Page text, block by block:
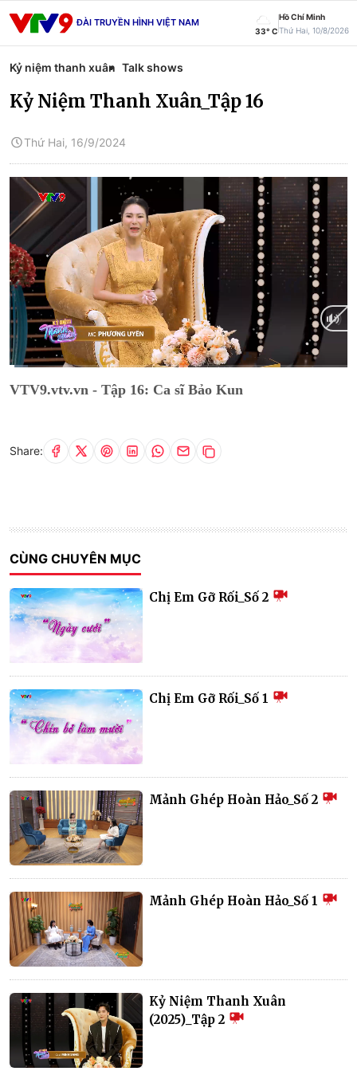
ĐÀI TRUYỀN HÌNH VIỆT NAM
33° C
Hồ Chí Minh
Thứ Hai, 10/8/2026
Kỷ niệm thanh xuân Talk shows
Kỷ Niệm Thanh Xuân_Tập 16
Thứ Hai, 16/9/2024
VTV9.vtv.vn - Tập 16: Ca sĩ Bảo Kun
Share:
CÙNG CHUYÊN MỤC
Chị Em Gỡ Rối_Số 2
Chị Em Gỡ Rối_Số 1
Mảnh Ghép Hoàn Hảo_Số 2
Mảnh Ghép Hoàn Hảo_Số 1
Kỷ Niệm Thanh Xuân
(2025)_Tập 2